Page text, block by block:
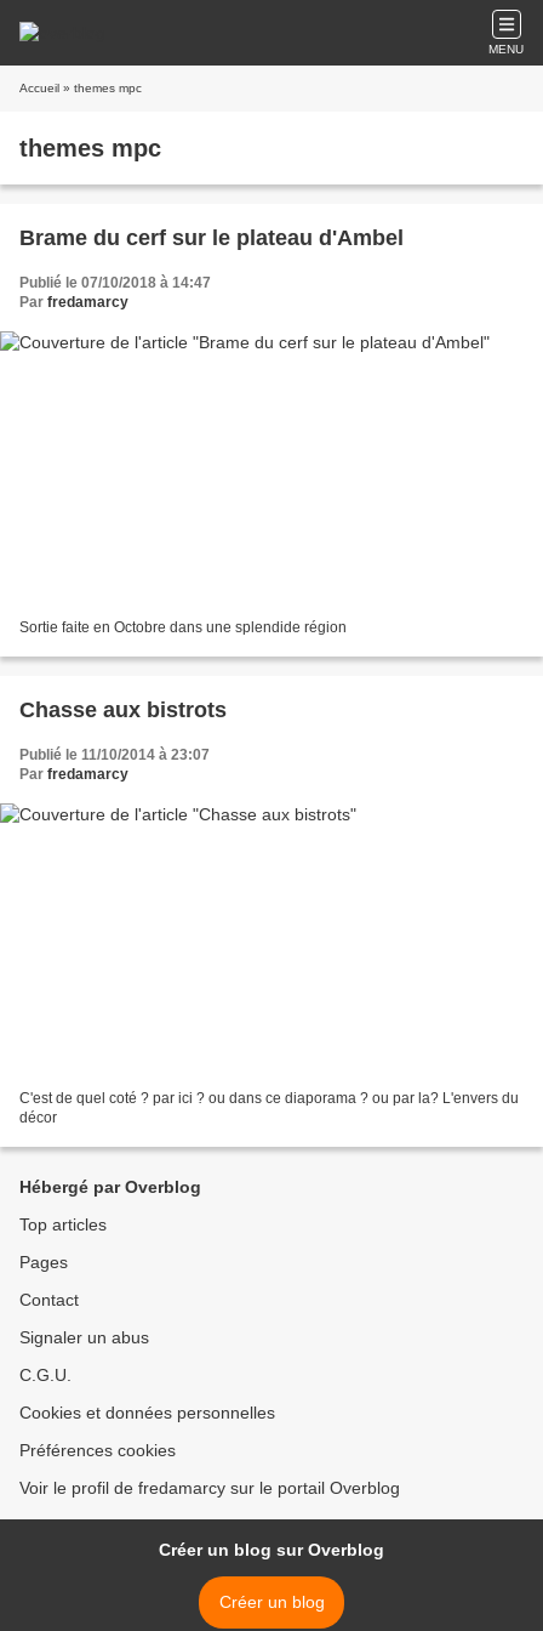
MENU
Accueil » themes mpc
themes mpc
Brame du cerf sur le plateau d'Ambel
Publié le 07/10/2018 à 14:47
Par fredamarcy
Sortie faite en Octobre dans une splendide région
Chasse aux bistrots
Publié le 11/10/2014 à 23:07
Par fredamarcy
C'est de quel coté ? par ici ? ou dans ce diaporama ? ou par la? L'envers du
décor
Hébergé par Overblog
Top articles
Pages
Contact
Signaler un abus
C.G.U.
Cookies et données personnelles
Préférences cookies
Voir le profil de fredamarcy sur le portail Overblog
Créer un blog sur Overblog
Créer un blog